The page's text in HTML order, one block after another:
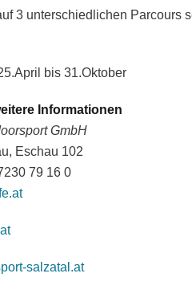
3 unterschiedlichen Parcours
bis 31.Oktober
Informationen
GmbH
Eschau 102
79 16 0
salzatal.at